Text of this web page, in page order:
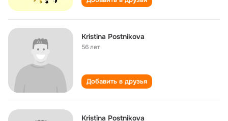
Kristina Postnikova
56 лет
Добавить в друзья
Kristina Postnikova